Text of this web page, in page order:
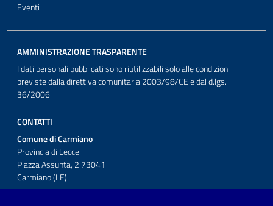
Eventi
AMMINISTRAZIONE TRASPARENTE
I dati personali pubblicati sono riutilizzabili solo alle condizioni
previste dalla direttiva comunitaria 2003/98/CE e dal d.lgs.
36/2006
CONTATTI
Comune di Carmiano
Provincia di Lecce
Piazza Assunta, 2 73041
Carmiano (LE)